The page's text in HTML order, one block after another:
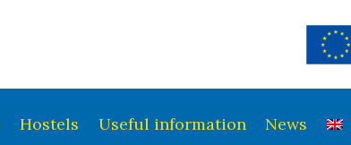
Hostels Useful information News